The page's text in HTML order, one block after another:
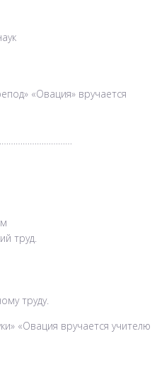
«Овация» вручается
труд.
труду.
«Овация вручается учителю